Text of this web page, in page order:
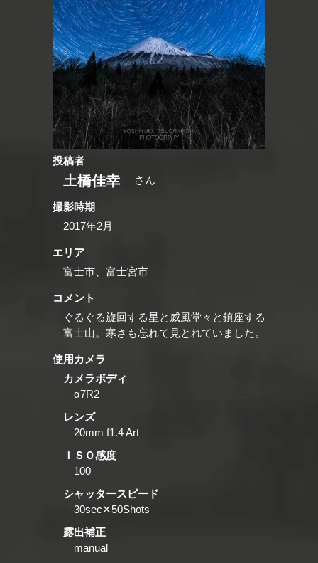
投稿者
土橋佳幸 さん
撮影時期
2017年2月
エリア
富士市、富士宮市
コメント
ぐるぐる旋回する星と威風堂々と鎮座する
富士山。寒さも忘れて見とれていました。
使用カメラ
カメラボディ
α7R2
レンズ
20mm f1.4 Art
ＩＳＯ感度
100
シャッタースピード
30sec✕50Shots
露出補正
manual